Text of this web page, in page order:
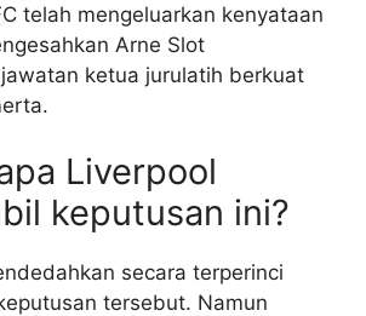
telah mengeluarkan kenyataan
Arne Slot
ketua jurulatih berkuat
Liverpool
keputusan ini?
secara terperinci
tersebut. Namun